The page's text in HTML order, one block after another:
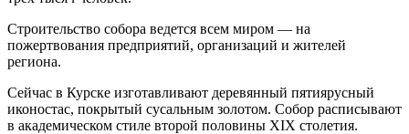
Строительство собора ведется всем миром — на
пожертвования предприятий, организаций и жителей
региона.
Сейчас в Курске изготавливают деревянный пятиярусный
иконостас, покрытый сусальным золотом. Собор расписывают
в академическом стиле второй половины XIX столетия.